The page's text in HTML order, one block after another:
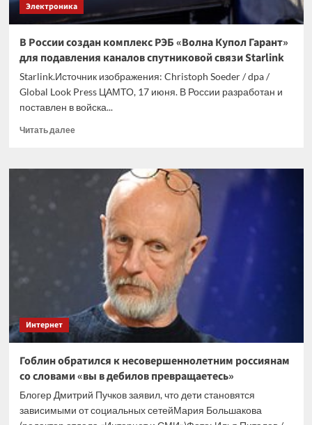
Электроника
В России создан комплекс РЭБ «Волна Купол Гарант»
для подавления каналов спутниковой связи Starlink
Starlink.Источник изображения: Christoph Soeder / dpa /
Global Look Press ЦАМТО, 17 июня. В России разработан и
поставлен в войска...
Читать далееПрочитать
В
комплекс
«Волна
Гарант»
подавления
каналов
спутниковой
связи
Starlink
Интернет
Гоблин обратился к несовершеннолетним россиянам
со словами «вы в дебилов превращаетесь»
Блогер Дмитрий Пучков заявил, что дети становятся
зависимыми от социальных сетейМария Большакова